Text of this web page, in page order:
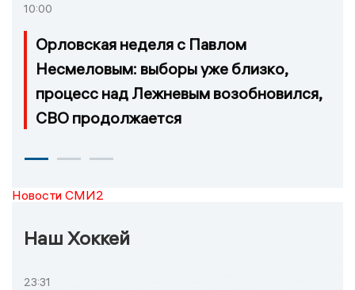
10:00
Орловская неделя с Павлом
Несмеловым: выборы уже близко,
процесс над Лежневым возобновился,
СВО продолжается
Новости СМИ2
Наш Хоккей
23:31